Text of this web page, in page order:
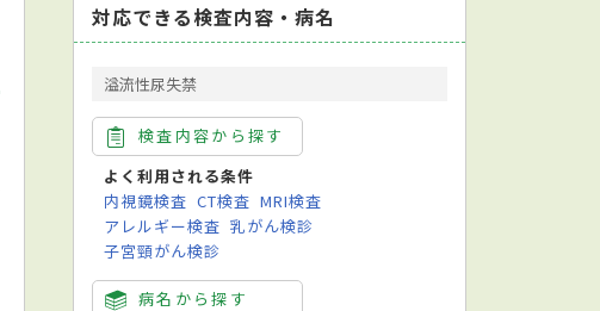
対応できる検査内容・病名
溢流性尿失禁
検査内容から探す
よく利用される条件
内視鏡検査 CT検査 MRI検査
アレルギー検査 乳がん検診
子宮頸がん検診
病名から探す